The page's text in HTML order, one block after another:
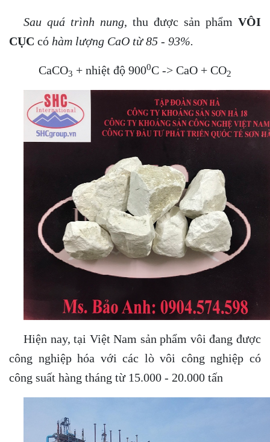
Sau quá trình nung, thu được sản phẩm VÔI
CỤC có hàm lượng CaO từ 85 - 93%.
CaCO3 + nhiệt độ 9000C -> CaO + CO2
Hiện nay, tại Việt Nam sản phẩm vôi đang được
công nghiệp hóa với các lò vôi công nghiệp có
công suất hàng tháng từ 15.000 - 20.000 tấn